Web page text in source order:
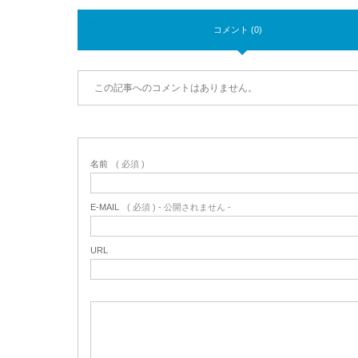
コメント (0)
この記事へのコメントはありません。
名前 ( 必須 )
E-MAIL ( 必須 ) - 公開されません -
URL